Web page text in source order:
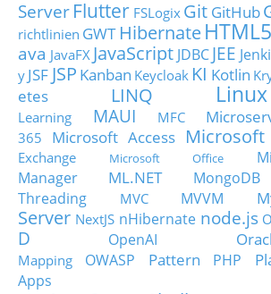
Server Flutter FSLogix Git GitHub
richtlinien GWT HibernateHTML5
ava JavaFX JavaScript JDBC JEE
y JSF JSP Kanban Keycloak KI Kotlin
etes
LINQ Linux
Learning
MAUI MFC
365
Microsoft Access Microsoft
Exchange
Microsoft Office
Manager
ML.NET MongoDB
Threading
MVC MVVM
Server NextJS nHibernate node.js
D
OpenAI
Mapping
OWASP Pattern PHP
Apps